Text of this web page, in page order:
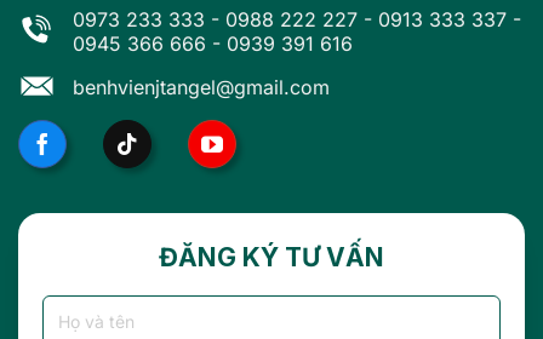
0973 233 333 - 0988 222 227 - 0913 333 337 -
0945 366 666 - 0939 391 616
benhvienjtangel@gmail.com
ĐĂNG KÝ TƯ VẤN